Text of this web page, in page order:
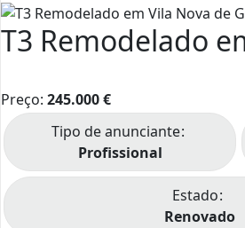
T3 Remodelado
Preço: 245.000€
Tipo de anunciante
Profissional
Estado
Renovado